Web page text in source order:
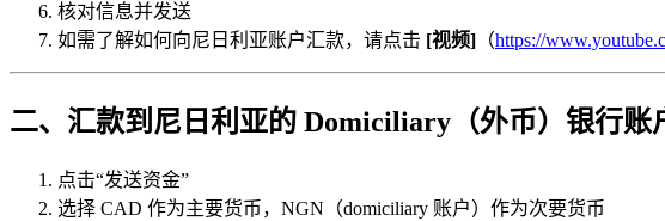
核对信息并发送
如需了解如何向尼日利亚账户汇款，请点击 [视频] （https://
二、汇款到尼日利亚的 Domiciliary（外币）银行账
点击“发送资金”
选择 CAD 作为主要货币，NGN（domiciliary 账户）作为次要货币